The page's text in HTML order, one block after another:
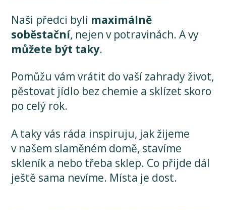
Naši předci byli maximálně
soběstační, nejen v potravinách. A vy
můžete být taky.
Pomůžu vám vrátit do vaší zahrady život,
pěstovat jídlo bez chemie a sklízet skoro
po celý rok.
A taky vás ráda inspiruju, jak žijeme
v našem slaměném domě, stavíme
skleník a nebo třeba sklep. Co přijde dál
ještě sama nevíme. Místa je dost.